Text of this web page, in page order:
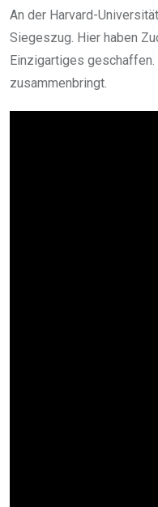
An der Harvard-
Siegeszug. Hier haben
Einzigartiges
zusammenbringt.